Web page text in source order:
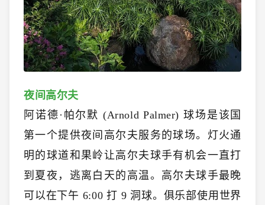
夜间高尔夫
阿诺德·帕尔默 (Arnold Palmer) 球场是该国
第一个提供夜间高尔夫服务的球场。灯火通
明的球道和果岭让高尔夫球手有机会一直打
到夏夜，逃离白天的高温。高尔夫球手最晚
可以在下午 6:00 打 9 洞球。俱乐部使用世界